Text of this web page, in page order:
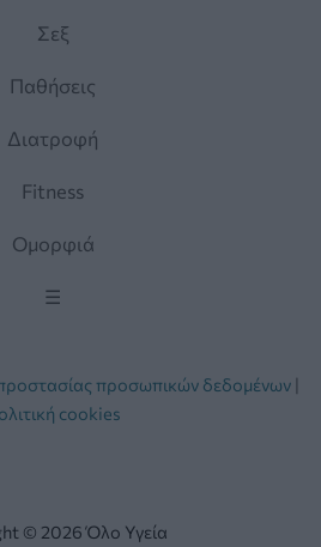
Σεξ
Παθήσεις
Διατροφή
Fitness
Ομορφιά
☰
προσωπικών δεδομένων
cookies
© 2026 Όλο Υγεία